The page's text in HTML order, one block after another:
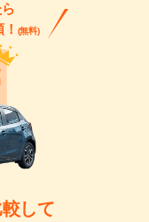
(無料)
して